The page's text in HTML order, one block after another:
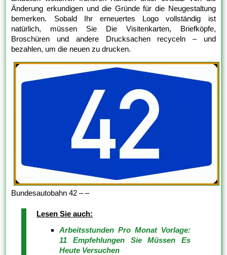
Änderung erkundigen und die Gründe für die Neugestaltung
bemerken. Sobald Ihr erneuertes Logo vollständig ist
natürlich, müssen Sie Die Visitenkarten, Briefköpfe,
Broschüren und andere Drucksachen recyceln – und
bezahlen, um die neuen zu drucken.
Bundesautobahn 42 – –
Lesen Sie auch:
Arbeitsstunden Pro Monat Vorlage:
11 Empfehlungen Sie Müssen Es
Heute Versuchen